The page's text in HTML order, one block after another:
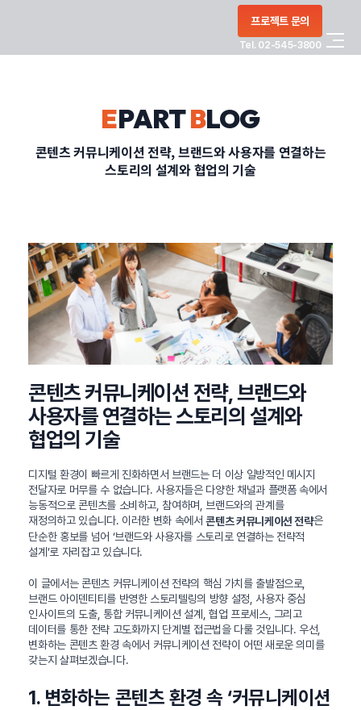
프로젝트 문의
Tel. 02-545-3800
CONTACT
정부지원사업
EPARTBLOG
콘텐츠 커뮤니케이션 전략, 브랜드와 사용자를 연결하는
스토리의 설계와 협업의 기술
콘텐츠 커뮤니케이션 전략, 브랜드와
사용자를 연결하는 스토리의 설계와
협업의 기술
디지털 환경이 빠르게 진화하면서 브랜드는 더 이상 일방적인 메시지
전달자로 머무를 수 없습니다. 사용자들은 다양한 채널과 플랫폼 속에서
능동적으로 콘텐츠를 소비하고, 참여하며, 브랜드와의 관계를
재정의하고 있습니다. 이러한 변화 속에서콘텐츠 커뮤니케이션 전략은
단순한 홍보를 넘어 ‘브랜드와 사용자를 스토리로 연결하는 전략적
설계’로 자리잡고 있습니다.
이 글에서는 콘텐츠 커뮤니케이션 전략의 핵심 가치를 출발점으로,
브랜드 아이덴티티를 반영한 스토리텔링의 방향 설정, 사용자 중심
인사이트의 도출, 통합 커뮤니케이션 설계, 협업 프로세스, 그리고
데이터를 통한 전략 고도화까지 단계별 접근법을 다룰 것입니다. 우선,
변화하는 콘텐츠 환경 속에서 커뮤니케이션 전략이 어떤 새로운 의미를
갖는지 살펴보겠습니다.
1. 변화하는 콘텐츠 환경 속 ‘커뮤니케이션